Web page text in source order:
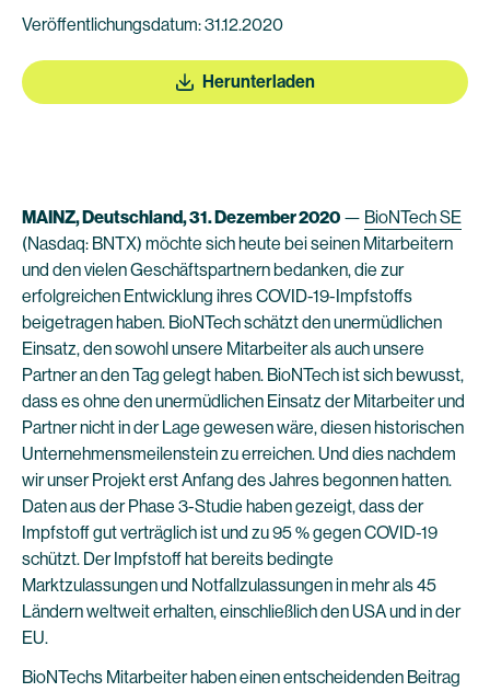
Veröffentlichungsdatum: 31.12.2020
Herunterladen
MAINZ, Deutschland, 31. Dezember 2020 — BioNTech SE
(Nasdaq: BNTX) möchte sich heute bei seinen Mitarbeitern
und den vielen Geschäftspartnern bedanken, die zur
erfolgreichen Entwicklung ihres COVID-19-Impfstoffs
beigetragen haben. BioNTech schätzt den unermüdlichen
Einsatz, den sowohl unsere Mitarbeiter als auch unsere
Partner an den Tag gelegt haben. BioNTech ist sich bewusst,
dass es ohne den unermüdlichen Einsatz der Mitarbeiter und
Partner nicht in der Lage gewesen wäre, diesen historischen
Unternehmensmeilenstein zu erreichen. Und dies nachdem
wir unser Projekt erst Anfang des Jahres begonnen hatten.
Daten aus der Phase 3-Studie haben gezeigt, dass der
Impfstoff gut verträglich ist und zu 95 % gegen COVID-19
schützt. Der Impfstoff hat bereits bedingte
Marktzulassungen und Notfallzulassungen in mehr als 45
Ländern weltweit erhalten, einschließlich den USA und in der
EU.
BioNTechs Mitarbeiter haben einen entscheidenden Beitrag